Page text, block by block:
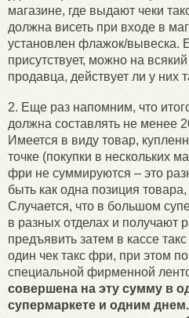
магазине, где выдают чеки
должна висеть при входе в
установлен флажок/вывеска.
присутствует, можно на
продавца, действует ли у них
2. Еще раз напомним, что
должна составлять не менее
Имеется в виду товар,
точке (покупки в нескольких
фри не суммируются – это
быть как одна позиция товара,
Случается, что в большом
в разных отделах и получают
предъявить затем в кассе
один чек такс фри, при этом
специальной фирменной
совершена на эту сумму в
супермаркете и одним днем.